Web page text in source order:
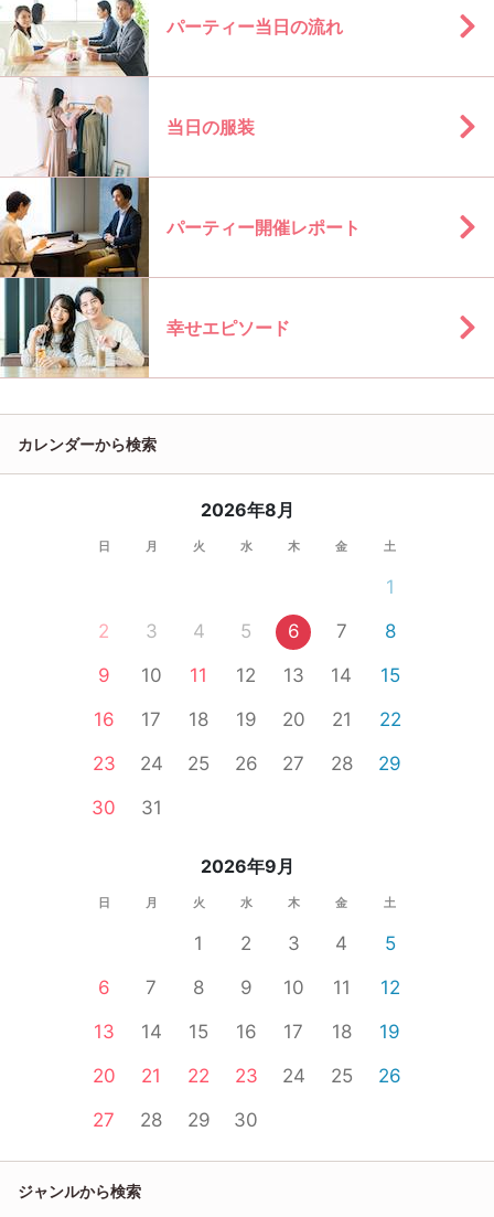
パーティー当日の流れ
当日の服装
パーティー開催レポート
幸せエピソード
カレンダーから検索
2026年8月
日 月 火 水 木 金 土
1
2
3 4 5 6 7
8
9
10 11 12 13 14
15
16
17 18 19 20 21
22
23
24 25 26 27 28
29
30
31
2026年9月
日 月 火 水 木 金 土
1 2 3 4
5
6
7 8 9 10 11
12
13
14 15 16 17 18
19
20
21 22 23 24 25
26
27
28 29 30
ジャンルから検索